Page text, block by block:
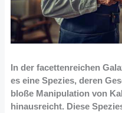
In der facettenreichen
es eine Spezies, deren
bloße Manipulation von
hinausreicht. Diese